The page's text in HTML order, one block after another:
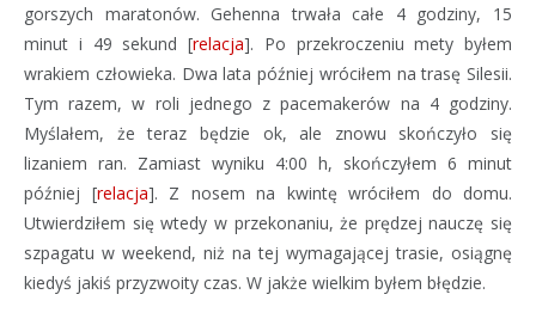
gorszych maratonów. Gehenna trwała całe 4 godziny, 15
minut i 49 sekund [relacja]. Po przekroczeniu mety byłem
wrakiem człowieka. Dwa lata później wróciłem na trasę Silesii.
Tym razem, w roli jednego z pacemakerów na 4 godziny.
Myślałem, że teraz będzie ok, ale znowu skończyło się
lizaniem ran. Zamiast wyniku 4:00 h, skończyłem 6 minut
później [relacja]. Z nosem na kwintę wróciłem do domu.
Utwierdziłem się wtedy w przekonaniu, że prędzej nauczę się
szpagatu w weekend, niż na tej wymagającej trasie, osiągnę
kiedyś jakiś przyzwoity czas. W jakże wielkim byłem błędzie.